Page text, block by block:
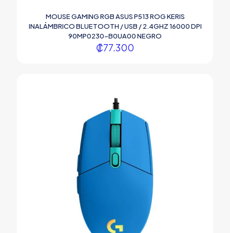
MOUSE GAMING RGB ASUS P513 ROG KERIS
INALÁMBRICO BLUETOOTH / USB / 2.4GHZ 16000 DPI
90MP0230-B0UA00 NEGRO
₡77.300